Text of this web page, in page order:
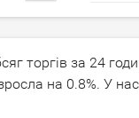
торгів за 24
на 0.8%. У